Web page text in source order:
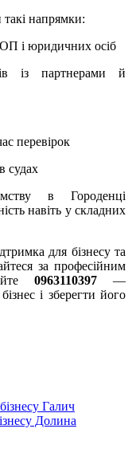
напрямки:
і юридичних осіб
із партнерами й
перевірок
судах
в Городенці
навіть у складних
для бізнесу та
за професійним
0963110397 —
і зберегти його
Галич
Долина